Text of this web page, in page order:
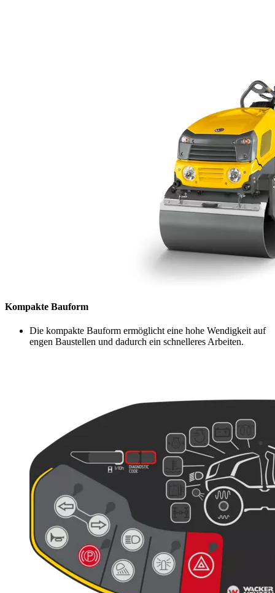
Kompakte Bauform
Die kompakte Bauform ermöglicht eine hohe Wendigkeit auf
engen Baustellen und dadurch ein schnelleres Arbeiten.